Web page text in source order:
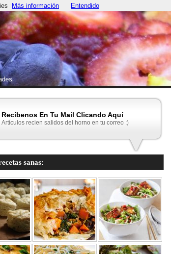
Recíbenos En Tu Mail Clicando Aquí
Artículos recien salidos del horno en tu correo :)
sanas:
Más información Entendido